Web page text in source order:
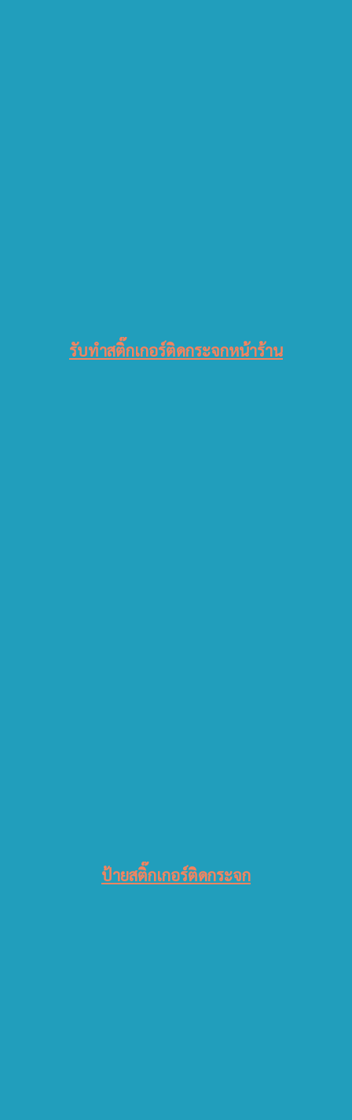
รับทำสติ๊กเกอร์ติดกระจกหน้าร้าน
ป้ายสติ๊กเกอร์ติดกระจก